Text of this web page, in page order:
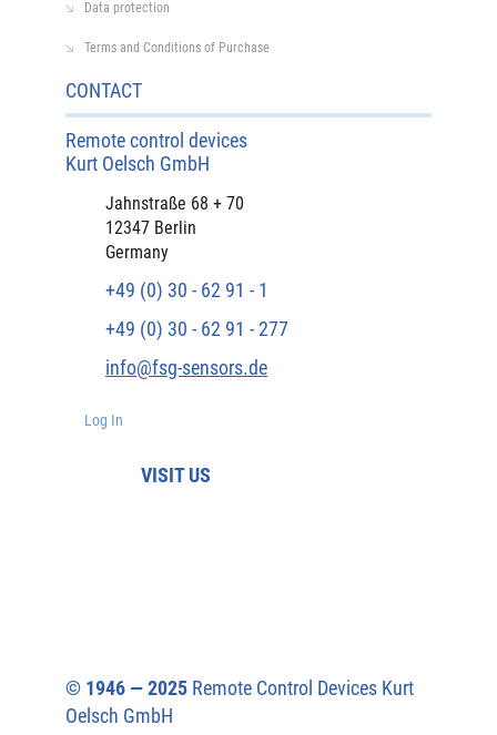
CONTACT
Remote control devices
Kurt Oelsch GmbH
Jahnstraße 68 + 70
12347 Berlin
Germany
+49 (0) 30 - 62 91 - 1
+49 (0) 30 - 62 91 - 277
info@fsg-sensors.de
Log In
© 1946 — 2025Remote Control Devices Kurt
Oelsch GmbH
VISIT US
Data protection
Terms and Conditions of Purchase